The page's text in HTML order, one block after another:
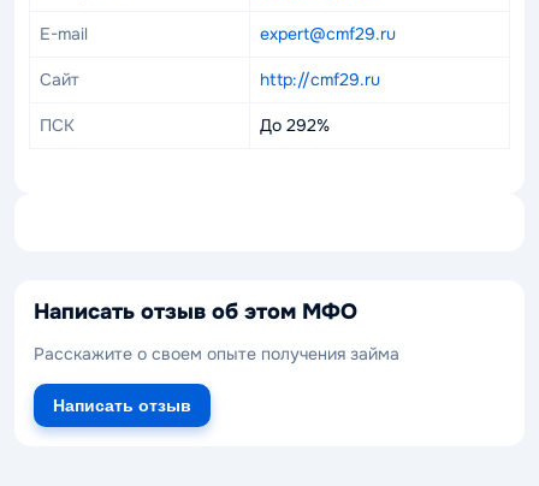
E-mail expert@cmf29.ru
Сайт http://cmf29.ru
ПСК До 292%
Написать отзыв об этом МФО
Расскажите о своем опыте получения займа
Написать отзыв